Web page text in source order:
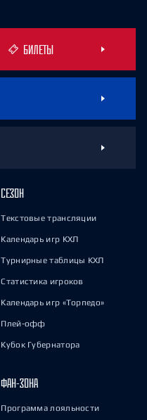
БИЛЕТЫ
СЕЗОН
Текстовые трансляции
Календарь игр КХЛ
Турнирные таблицы КХЛ
Статистика игроков
Календарь игр «Торпедо»
Плей-офф
Кубок Губернатора
ФАН-ЗОНА
Программа лояльности